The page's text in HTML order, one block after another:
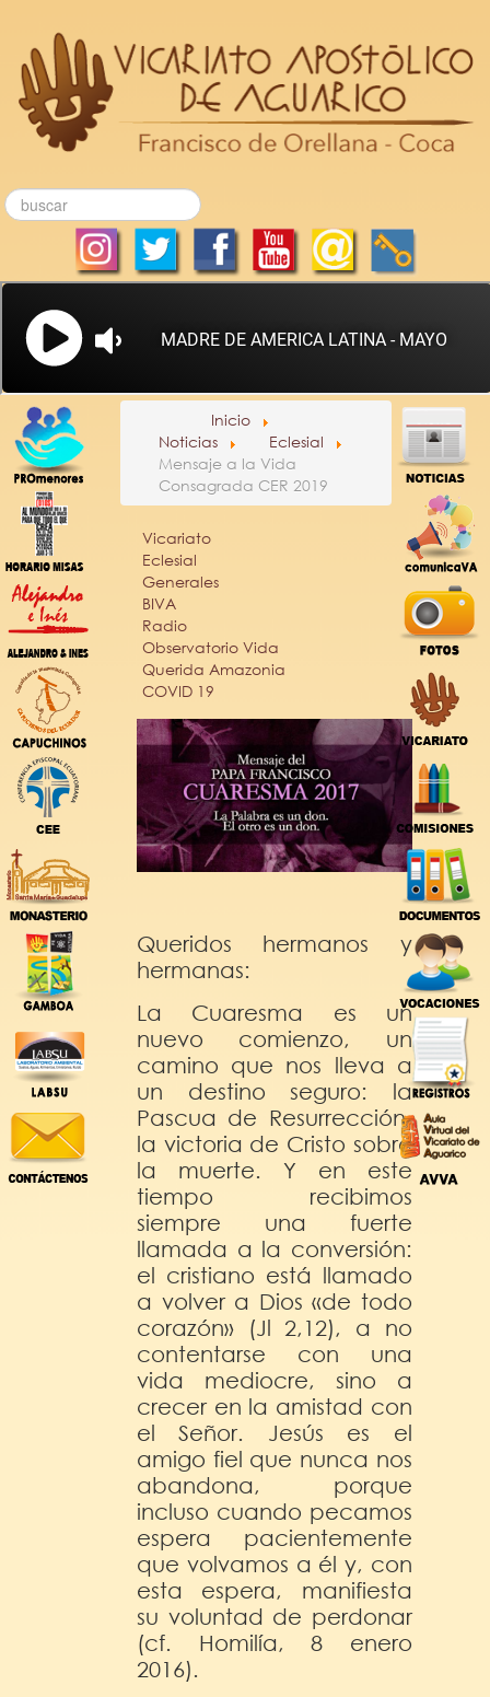
Inicio
Noticias
Eclesial
Mensaje a la Vida
Consagrada CER 2019
Vicariato
Eclesial
Generales
BIVA
Radio
Observatorio Vida
Querida Amazonia
COVID 19
Queridos hermanos y
hermanas:
La Cuaresma es un
nuevo comienzo, un
camino que nos lleva a
un destino seguro: la
Pascua de Resurrección,
la victoria de Cristo sobre
la muerte. Y en este
tiempo recibimos
siempre una fuerte
llamada a la conversión:
el cristiano está llamado
a volver a Dios «de todo
corazón» (Jl 2,12), a no
contentarse con una
vida mediocre, sino a
crecer en la amistad con
el Señor. Jesús es el
amigo fiel que nunca nos
abandona, porque
incluso cuando pecamos
espera pacientemente
que volvamos a él y, con
esta espera, manifiesta
su voluntad de perdonar
(cf. Homilía, 8 enero
2016).